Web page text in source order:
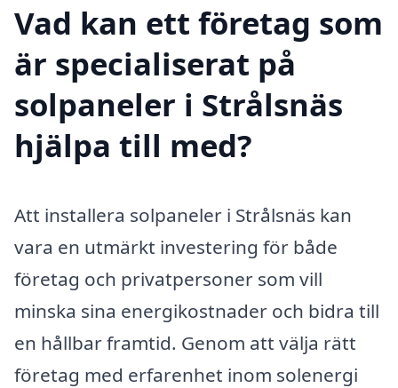
Vad kan ett företag som
är specialiserat på
solpaneler i Strålsnäs
hjälpa till med?
Att installera solpaneler i Strålsnäs kan
vara en utmärkt investering för både
företag och privatpersoner som vill
minska sina energikostnader och bidra till
en hållbar framtid. Genom att välja rätt
företag med erfarenhet inom solenergi